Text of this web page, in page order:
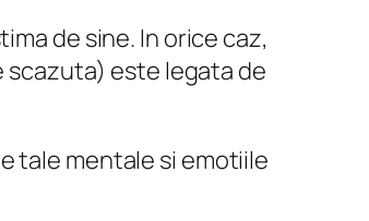
de sine. In orice caz,
scazuta) este legata de
tale mentale si emotiile